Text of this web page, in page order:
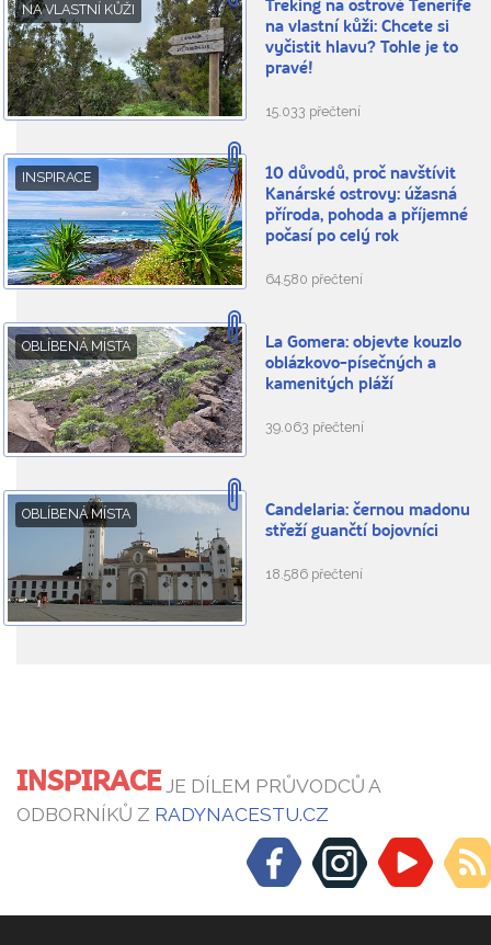
NA VLASTNÍ KŮŽI
Treking na ostrově Tenerife
na vlastní kůži: Chcete si
vyčistit hlavu? Tohle je to
pravé!
15.033 přečtení
INSPIRACE
10 důvodů, proč navštívit
Kanárské ostrovy: úžasná
příroda, pohoda a příjemné
počasí po celý rok
64.580 přečtení
OBLÍBENÁ MÍSTA
La Gomera: objevte kouzlo
oblázkovo-písečných a
kamenitých pláží
39.063 přečtení
OBLÍBENÁ MÍSTA
Candelaria: černou madonu
střeží guančtí bojovníci
18.586 přečtení
INSPIRACEJE DÍLEM PRŮVODCŮ A
ODBORNÍKŮ Z RADYNACESTU.CZ